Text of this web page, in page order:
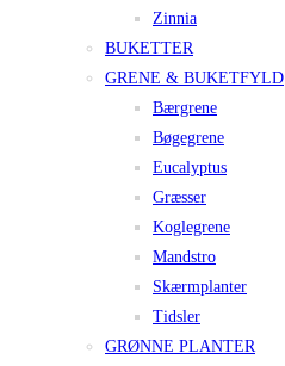
Zinnia
BUKETTER
GRENE & BUKETFYLD
Bærgrene
Bøgegrene
Eucalyptus
Græsser
Koglegrene
Mandstro
Skærmplanter
Tidsler
GRØNNE PLANTER